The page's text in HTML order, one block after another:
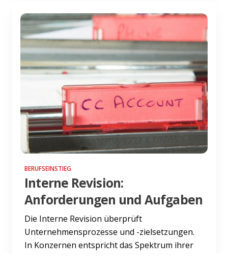
BERUFSEINSTIEG
Interne Revision:
Anforderungen und Aufgaben
Die Interne Revision überprüft
Unternehmensprozesse und -zielsetzungen.
In Konzernen entspricht das Spektrum ihrer